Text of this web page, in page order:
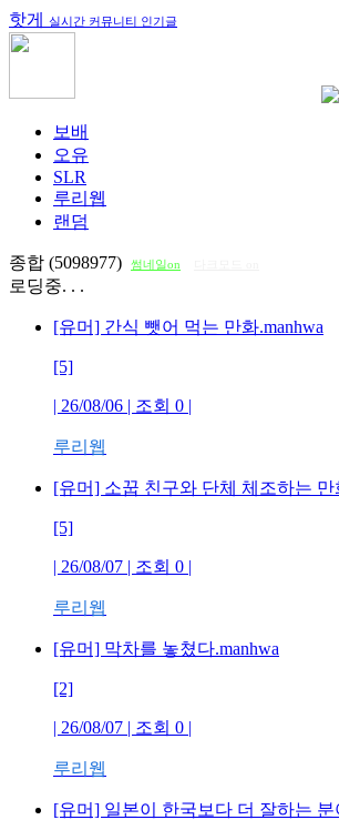
핫게 실시간 커뮤니티 인기글
보배
오유
SLR
루리웹
랜덤
종합 (5098977) 썸네일on
로딩중. . .
[유머] 간식 뺏어 먹는 만화.manhwa
[5]
| 26/08/06 | 조회 0 |
루리웹
[유머] 소꿉 친구와 단체 체조하는 만
[5]
| 26/08/07 | 조회 0 |
루리웹
[유머] 막차를 놓쳤다.manhwa
[2]
| 26/08/07 | 조회 0 |
루리웹
[유머] 일본이 한국보다 더 잘하는 분